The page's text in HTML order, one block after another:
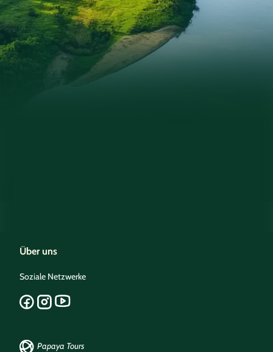
Über uns
Soziale Netzwerke
Papaya Tours